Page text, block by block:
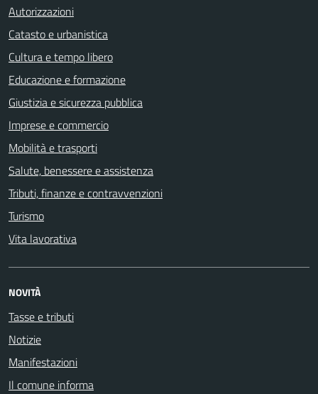
Autorizzazioni
Catasto e urbanistica
Cultura e tempo libero
Educazione e formazione
Giustizia e sicurezza pubblica
Imprese e commercio
Mobilità e trasporti
Salute, benessere e assistenza
Tributi, finanze e contravvenzioni
Turismo
Vita lavorativa
NOVITÀ
Tasse e tributi
Notizie
Manifestazioni
Il comune informa